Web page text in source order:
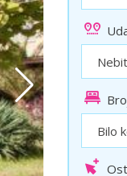
Solun
Temišvar